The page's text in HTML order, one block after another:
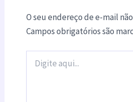
O seu endereço de e-mail
Campos obrigatórios são
aqui...